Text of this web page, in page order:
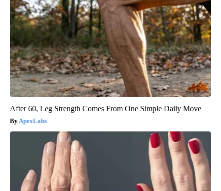
After 60, Leg Strength Comes From One Simple Daily Move
ApexLabs